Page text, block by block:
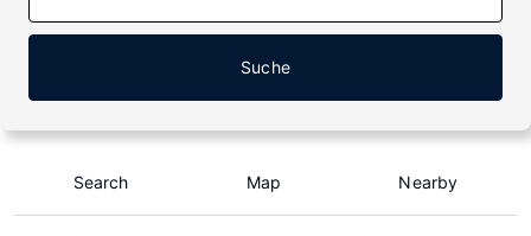
Suche
Search Map Nearby